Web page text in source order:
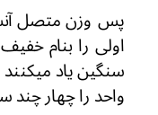
پس وزن متصل
اولی را بنام
سنگین یاد
واحد را